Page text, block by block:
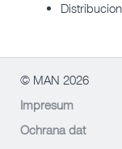
© MAN 2026
Impresum
Ochrana dat